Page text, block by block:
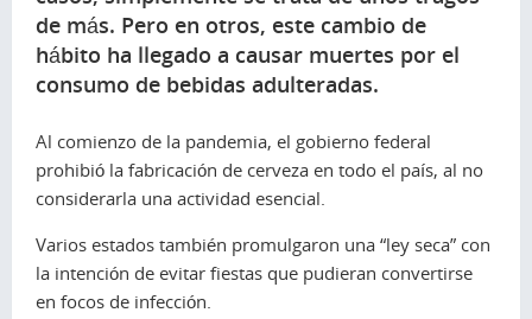
de más. Pero en otros, este cambio de
hábito ha llegado a causar muertes por el
consumo de bebidas adulteradas.
Al comienzo de la pandemia, el gobierno federal
prohibió la fabricación de cerveza en todo el país, al no
considerarla una actividad esencial.
Varios estados también promulgaron una “ley seca” con
la intención de evitar fiestas que pudieran convertirse
en focos de infección.